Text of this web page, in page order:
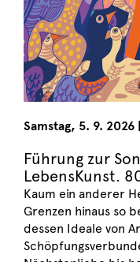
Samstag, 5. 9. 2026 |
Führung zur
LebensKunst.
Kaum ein anderer
Grenzen hinaus so
dessen Ideale von